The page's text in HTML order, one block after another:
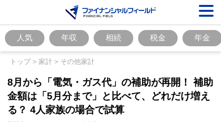
人気 年収 相続 税金 年金
トップ> 家計 > その他家計
8月から「電気・ガス代」の補助が再開！ 補助
金額は「5月分まで」と比べて、どれだけ増え
る？ 4人家族の場合で試算